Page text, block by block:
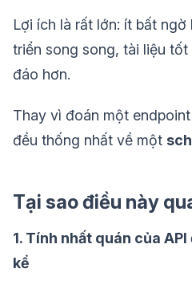
Lợi ích là rất lớn: ít bất
triển song song, tài liệu
đáo hơn.
Thay vì đoán một
đều thống nhất về một
Tại sao điều này
1. Tính nhất quán của
kể